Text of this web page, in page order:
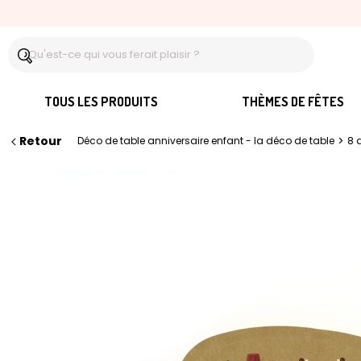
TOUS LES PRODUITS THÈMES DE FÊTES
Retour Déco de table anniversaire enfant - la déco de table > 8